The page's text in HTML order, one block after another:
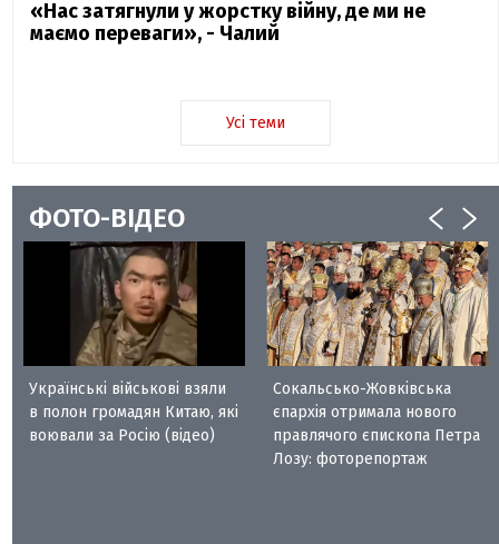
«Нас затягнули у жорстку війну, де ми не
маємо переваги», - Чалий
Усі теми
ФОТО-ВІДЕО
Українські військові взяли
в полон громадян Китаю, які
воювали за Росію (відео)
Сокальсько-Жовківська
єпархія отримала нового
правлячого єпископа Петра
Лозу: фоторепортаж